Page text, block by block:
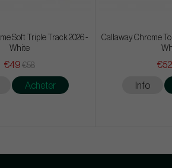
Soft Triple Track 2026 -
White
€49 €58
Acheter
Callaway Chrome
€52
Info